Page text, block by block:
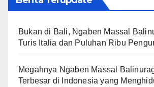
Bukan di Bali, Ngaben Massal
Turis Italia dan Puluhan Ribu
Megahnya Ngaben Massal
Terbesar di Indonesia yang